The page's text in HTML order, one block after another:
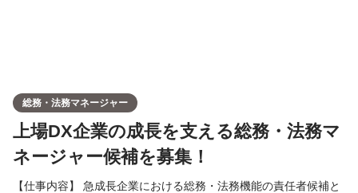
総務・法務マネージャー
上場DX企業の成長を支える総務・法務マ
ネージャー候補を募集！
【仕事内容】 急成長企業における総務・法務機能の責任者候補と